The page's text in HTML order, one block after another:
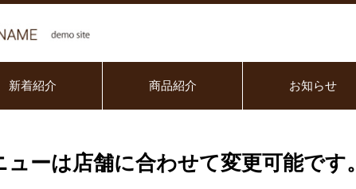
新着紹介 商品紹介 お知らせ
ーは店舗に合わせて変更可能です。